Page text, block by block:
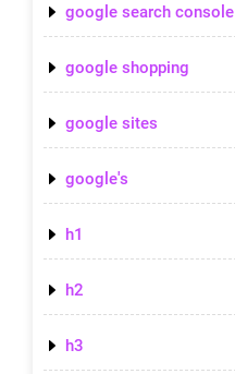
google search console
google shopping
google sites
google's
h1
h2
h3